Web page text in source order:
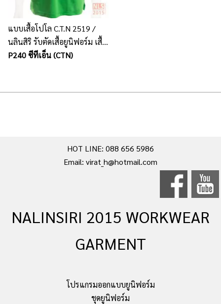
แบบเสื้อโปโล C.T.N 2519 /
นลินสิริ รับตัดเสื้อยูนิฟอร์ม เสื้อ
โปโล พร้อมปักโลโก้
P240 ซีทีเอ็น (CTN)
HOT LINE: 088 656 5986
Email: virat_h@hotmail.com
NALINSIRI 2015 WORKWEAR
GARMENT
โปรแกรมออกแบบยูนิฟอร์ม
ชุดยูนิฟอร์ม